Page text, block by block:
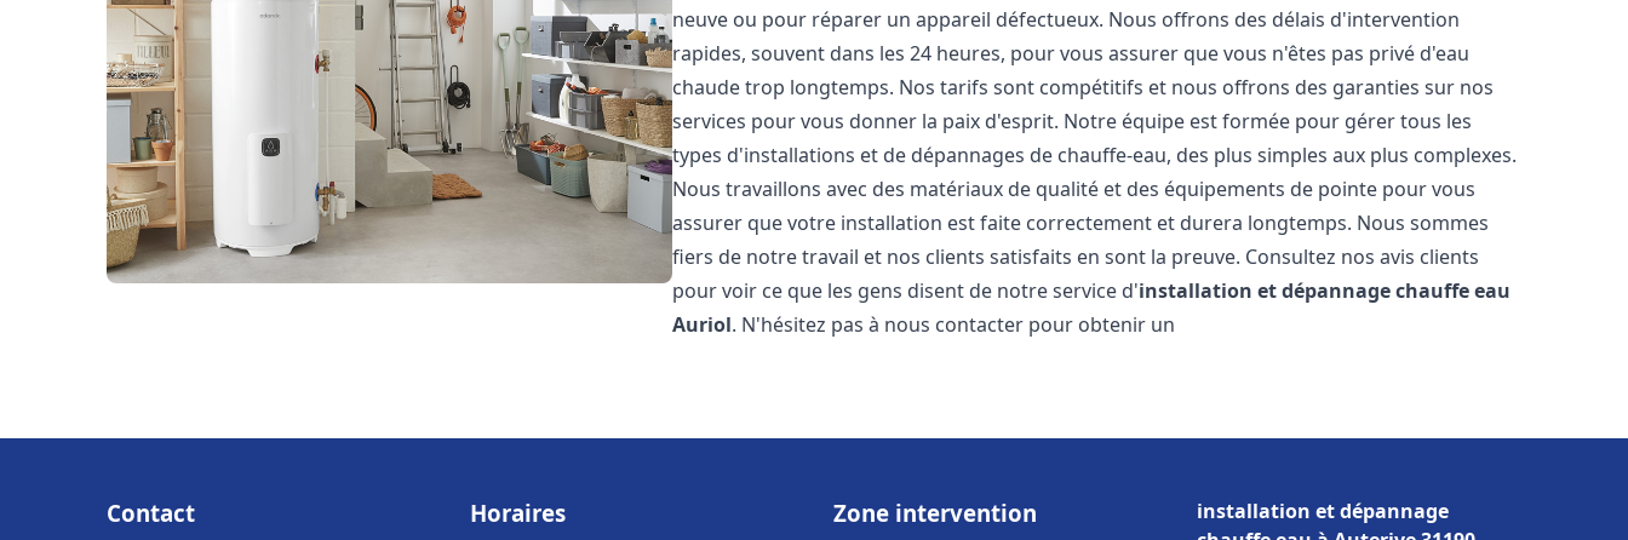
neuve ou pour réparer un appareil défectueux. Nous offrons des délais d'intervention
rapides, souvent dans les 24 heures, pour vous assurer que vous n'êtes pas privé d'eau
chaude trop longtemps. Nos tarifs sont compétitifs et nous offrons des garanties sur nos
services pour vous donner la paix d'esprit. Notre équipe est formée pour gérer tous les
types d'installations et de dépannages de chauffe-eau, des plus simples aux plus complexes.
Nous travaillons avec des matériaux de qualité et des équipements de pointe pour vous
assurer que votre installation est faite correctement et durera longtemps. Nous sommes
fiers de notre travail et nos clients satisfaits en sont la preuve. Consultez nos avis clients
pour voir ce que les gens disent de notre service d'installation et dépannage chauffe eau
Auriol. N'hésitez pas à nous contacter pour obtenir un
Contact Horaires Zone intervention
installation et dépannage